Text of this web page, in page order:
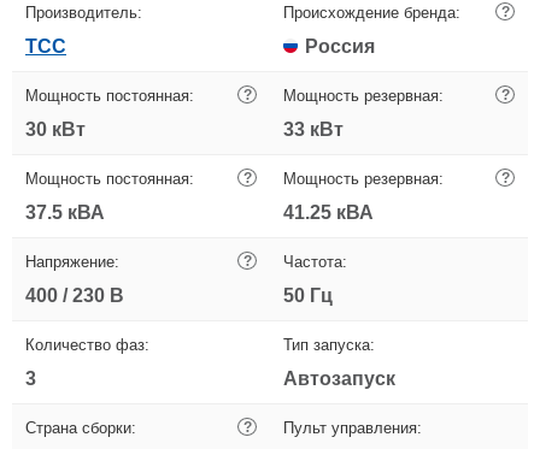
Производитель:
ТСС
Происхождение бренда: ?
Россия
Мощность постоянная: ?
30 кВт
Мощность резервная: ?
33 кВт
Мощность постоянная: ?
37.5 кВА
Мощность резервная: ?
41.25 кВА
Напряжение: ?
400 / 230 В
Частота:
50 Гц
Количество фаз:
3
Тип запуска:
Автозапуск
Страна сборки: ? Пульт управления: